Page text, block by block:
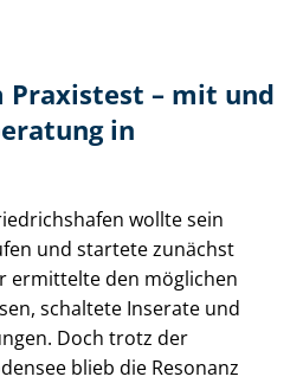
Praxistest – mit und
in
wollte sein
und startete zunächst
ermittelte den möglichen
schaltete Inserate und
Doch trotz der
blieb die Resonanz